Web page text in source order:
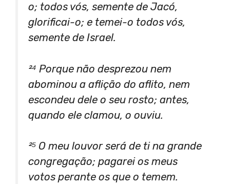
o; todos vós, semente de Jacó,
glorificai-o; e temei-o todos vós,
semente de Israel.
²⁴ Porque não desprezou nem
abominou a aflição do aflito, nem
escondeu dele o seu rosto; antes,
quando ele clamou, o ouviu.
²⁵ O meu louvor será de ti na grande
congregação; pagarei os meus
votos perante os que o temem.